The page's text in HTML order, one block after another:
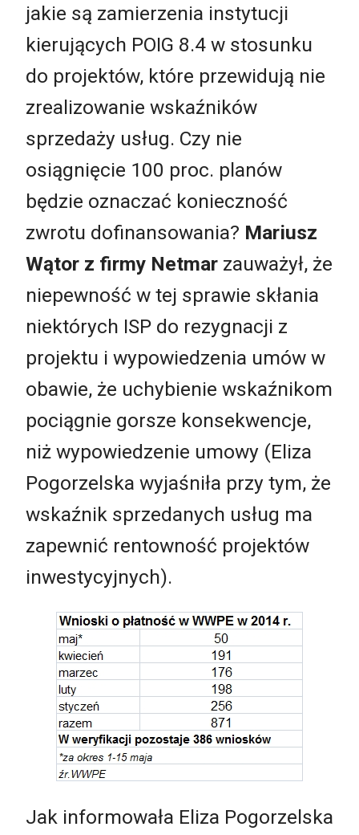
jakie są zamierzenia instytucji
kierujących POIG 8.4 w stosunku
do projektów, które przewidują nie
zrealizowanie wskaźników
sprzedaży usług. Czy nie
osiągnięcie 100 proc. planów
będzie oznaczać konieczność
zwrotu dofinansowania? Mariusz
Wątor z firmy Netmar zauważył, że
niepewność w tej sprawie skłania
niektórych ISP do rezygnacji z
projektu i wypowiedzenia umów w
obawie, że uchybienie wskaźnikom
pociągnie gorsze konsekwencje,
niż wypowiedzenie umowy (Eliza
Pogorzelska wyjaśniła przy tym, że
wskaźnik sprzedanych usług ma
zapewnić rentowność projektów
inwestycyjnych).
Jak informowała Eliza Pogorzelska